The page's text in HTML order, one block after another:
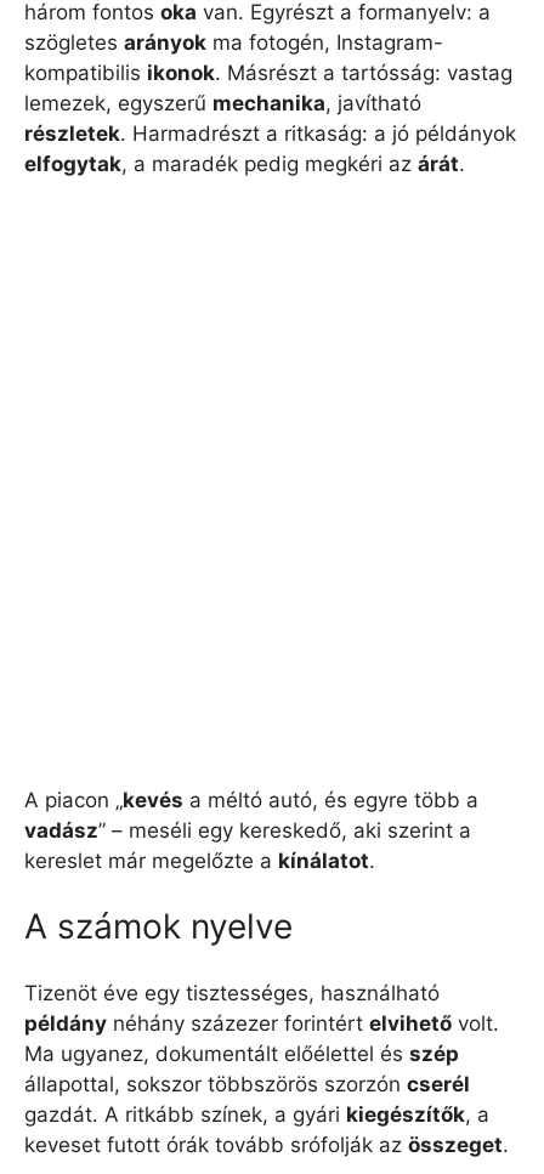
három fontos oka van. Egyrészt a formanyelv: a
szögletes arányok ma fotogén, Instagram-
kompatibilis ikonok. Másrészt a tartósság: vastag
lemezek, egyszerű mechanika, javítható
részletek. Harmadrészt a ritkaság: a jó példányok
elfogytak, a maradék pedig megkéri az árát.
A piacon „kevés a méltó autó, és egyre több a
vadász” – meséli egy kereskedő, aki szerint a
kereslet már megelőzte a kínálatot.
A számok nyelve
Tizenöt éve egy tisztességes, használható
példány néhány százezer forintért elvihető volt.
Ma ugyanez, dokumentált előélettel és szép
állapottal, sokszor többszörös szorzón cserél
gazdát. A ritkább színek, a gyári kiegészítők, a
keveset futott órák tovább srófolják az összeget.